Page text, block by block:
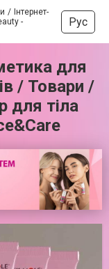
Інтернет-
-
Рус
для
/ Товари /
для тіла